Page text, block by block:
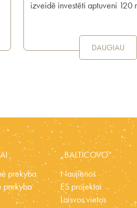
izveidē investēti aptuveni 120
DAUGIAU
prekyba
prekyba
„BALTICOVO“
Naujienos
ES projektai
Laisvos vietos